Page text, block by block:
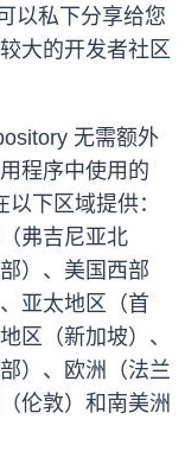
以私下分享给您
大的开发者社区
无需额外
程序中使用的
下区域提供：
弗吉尼亚北
）、美国西部
亚太地区（首
区（新加坡）、
）、欧洲（法兰
伦敦）和南美洲